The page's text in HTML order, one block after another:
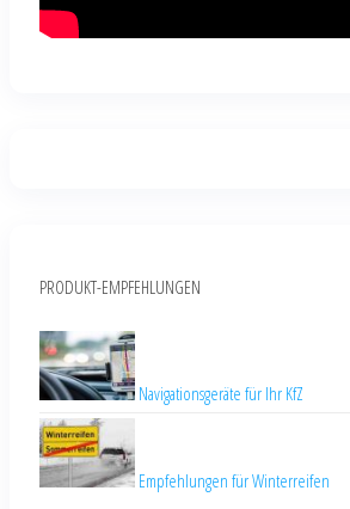
PRODUKT-EMPFEHLUNGEN
Navigationsgeräte für Ihr KfZ
Empfehlungen für Winterreifen